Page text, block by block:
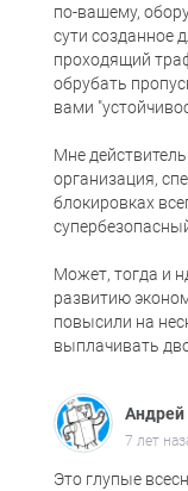
по-вашему,
сути созданное
проходящий
обрубать
вами
Мне
организация,
блокировках
Может, тогда и
развитию
повысили на
выплачивать
Андрей
7 лет
Это глупые